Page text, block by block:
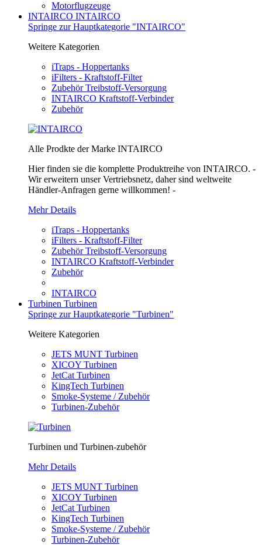
Motorflugzeuge
INTAIRCO INTAIRCO
Springe zur Hauptkategorie "INTAIRCO"
Weitere Kategorien
iTraps - Hoppertanks
iFilters - Kraftstoff-Filter
Zubehör Treibstoff-Versorgung
INTAIRCO Kraftstoff-Verbinder
Zubehör
Alle Prodkte der Marke INTAIRCO
Hier finden sie die komplette Produktreihe von INTAIRCO. -
Wir erweitern unser Vertriebsnetz, daher sind weltweite
Händler-Anfragen gerne willkommen! -
Mehr Details
iTraps - Hoppertanks
iFilters - Kraftstoff-Filter
Zubehör Treibstoff-Versorgung
INTAIRCO Kraftstoff-Verbinder
Zubehör
INTAIRCO
Turbinen Turbinen
Springe zur Hauptkategorie "Turbinen"
Weitere Kategorien
JETS MUNT Turbinen
XICOY Turbinen
JetCat Turbinen
KingTech Turbinen
Smoke-Systeme / Zubehör
Turbinen-Zubehör
Turbinen und Turbinen-zubehör
Mehr Details
JETS MUNT Turbinen
XICOY Turbinen
JetCat Turbinen
KingTech Turbinen
Smoke-Systeme / Zubehör
Turbinen-Zubehör